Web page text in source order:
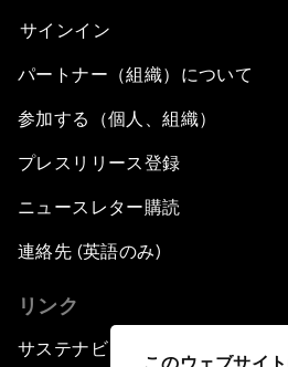
このウェブサイ
サインイン
パートナー（組織）について
参加する（個人、組織）
プレスリリース登録
ニュースレター購読
連絡先 (英語のみ)
リンク
サステナビリティへの取り組み